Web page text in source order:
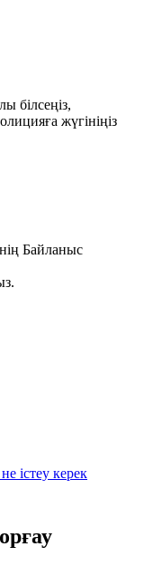
білсеңіз,
жүгініңіз
Байланыс
істеу керек